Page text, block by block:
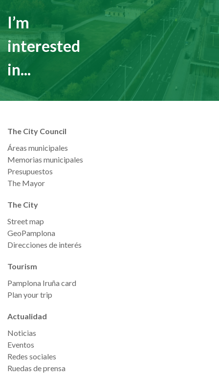
I’m
interested
in...
The City Council
Áreas municipales
Memorias municipales
Presupuestos
The Mayor
The City
Street map
GeoPamplona
Direcciones de interés
Tourism
Pamplona Iruña card
Plan your trip
Actualidad
Noticias
Eventos
Redes sociales
Ruedas de prensa